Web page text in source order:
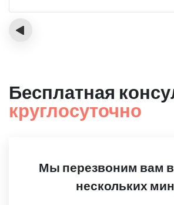
‹
Бесплатная
круглосуточно
Мы перезвоним вам в
нескольких